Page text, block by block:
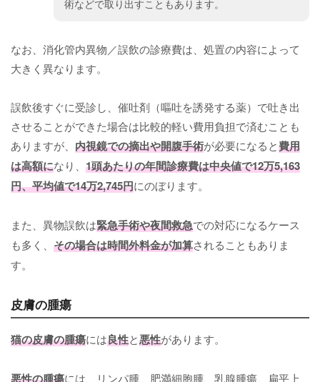
術などで取り出すこともあります。
なお、消化管内異物／誤飲の診療費は、処置の内容によって
大きく異なります。
誤飲後すぐに受診し、催吐剤（嘔吐を誘発する薬）で吐き出
させることができた場合は比較的軽い費用負担で済むことも
ありますが、 内視鏡での摘出や開腹手術が必要になると費用
は高額になり、 1頭あたりの年間診療費は中央値で12万5,163
円、平均値で14万2,745円にのぼります。
また、異物誤飲は緊急手術や夜間救急での対応になるケース
も多く、 その場合は時間外料金が加算されることもありま
す。
皮膚の腫瘍
猫の皮膚の腫瘍には良性と悪性があります。
悪性の腫瘍には、リンパ腫、肥満細胞腫、乳腺腫瘍、扁平上